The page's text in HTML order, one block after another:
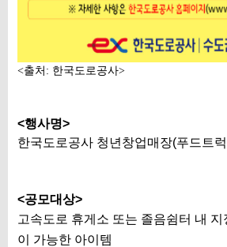
<출처: 한국도로공사>
<행사명>
한국도로공사 청년창업매장(푸드트
<공모대상>
고속도로 휴게소 또는 졸음쉼터 내
이 가능한 아이템